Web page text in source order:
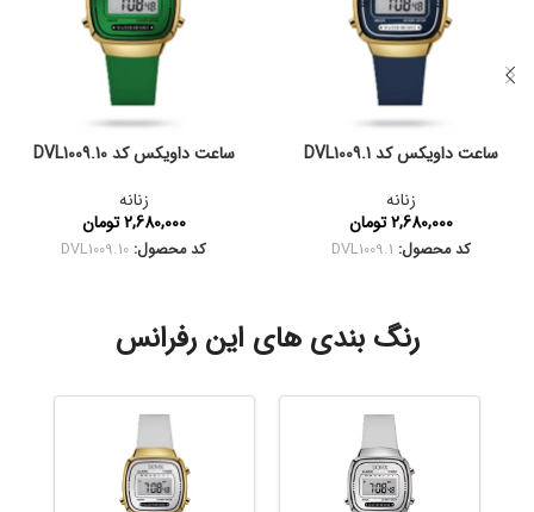
ساعت داویکس کد DVL1009.1
زنانه
2,680,000 تومان
کد محصول: DVL1009.1
ساعت داویکس کد DVL1009.10
زنانه
2,680,000 تومان
کد محصول: DVL1009.10
رنگ بندی های این رفرانس